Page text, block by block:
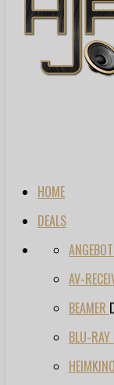
HOME
DEALS
AV-
BEAMER
BLU-RAY